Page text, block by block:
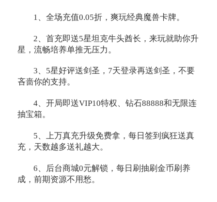
1、全场充值0.05折，爽玩经典魔兽卡牌。
2、首充即送5星坦克牛头酋长，来玩就助你升
星，流畅培养单推无压力。
3、5星好评送剑圣，7天登录再送剑圣，不要
吝啬你的支持。
4、开局即送VIP10特权、钻石88888和无限连
抽宝箱。
5、上万真充升级免费拿，每日签到疯狂送真
充，天数越多送礼越大。
6、后台商城0元解锁，每日刷抽刷金币刷养
成，前期资源不用愁。